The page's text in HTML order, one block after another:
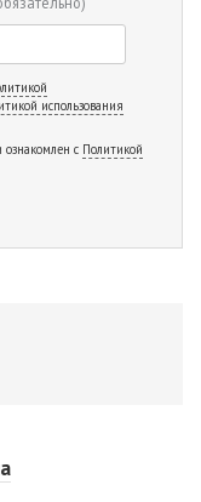
использования
ознакомлен с Политикой